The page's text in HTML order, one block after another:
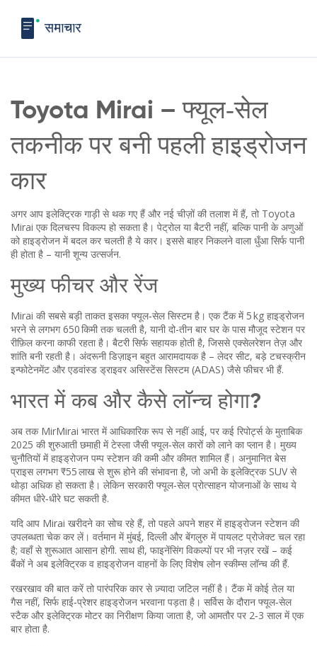
Toyota Mirai – फ्यूल‑सेल
तकनीक पर बनी पहली हाइड्रोजन
कार
अगर आप इलेक्ट्रिक गाड़ी से थक गए हैं और नई चीज़ों की तलाश में हैं, तो Toyota
Mirai एक दिलचस्प विकल्प हो सकता है। पेट्रोल या बैटरी नहीं, बल्कि पानी के अणुओं
को हाइड्रोजन में बदल कर चलती है ये कार। इससे बाहर निकलने वाला धुँआ सिर्फ पानी
ही होता है – यानी शून्य उत्सर्जन.
मुख्य फीचर और रेंज
Mirai की सबसे बड़ी ताकत इसका फ्यूल‑सेल सिस्टम है। एक टैंक में 5 kg हाइड्रोजन
भरने से लगभग 650 किमी तक चलती है, यानी दो-तीन बार घर के पास मौजूद स्टेशन पर
रीफ़िल करना काफी रहता है। बैटरी सिर्फ सहायक होती है, जिससे एक्सेलरेशन तेज़ और
शांति बनी रहती है। अंदरूनी डिज़ाइन बहुत आरामदायक है – लेदर सीट, बड़े टचस्क्रीन
इन्फोटेनमेंट और एडवांस्ड ड्राइवर असिस्टेंस सिस्टम (ADAS) जैसे फीचर भी हैं.
भारत में कब और कैसे लॉन्च होगा?
अब तक MirMirai भारत में आधिकारिक रूप से नहीं आई, पर कई रिपोर्ट्स के मुताबिक
2025 की शुरुआती छमाही में टेस्ला जैसी फ्यूल‑सेल कारों को लाने का प्लान है। मुख्य
चुनौतियों में हाइड्रोजन पम्प स्टेशन की कमी और कीमत शामिल हैं। अनुमानित बेस
प्राइस लगभग ₹55 लाख से शुरू होने की संभावना है, जो अभी के इलेक्ट्रिक SUV से
थोड़ा अधिक हो सकता है। लेकिन सरकारी फ्यूल‑सेल प्रोत्साहन योजनाओं के साथ ये
कीमत धीरे‑धीरे घट सकती है.
यदि आप Mirai खरीदने का सोच रहे हैं, तो पहले अपने शहर में हाइड्रोजन स्टेशन की
उपलब्धता चेक कर लें। वर्तमान में मुंबई, दिल्ली और बेंगलुरु में पायलट प्रोजेक्ट चल रहा
है; वहाँ से शुरूआत आसान होगी. साथ ही, फाइनेंसिंग विकल्पों पर भी नज़र रखें – कई
बैंकों ने अब इलेक्ट्रिक व हाइड्रोजन वाहनों के लिए विशेष लोन स्कीम्स लॉन्च की हैं.
रखरखाव की बात करें तो पारंपरिक कार से ज़्यादा जटिल नहीं है। टैंक में कोई तेल या
गैस नहीं, सिर्फ हाई‑प्रेशर हाइड्रोजन भरवाना पड़ता है। सर्विस के दौरान फ्यूल‑सेल
स्टैक और इलेक्ट्रिक मोटर का निरीक्षण किया जाता है, जो आमतौर पर 2‑3 साल में एक
बार होता है.